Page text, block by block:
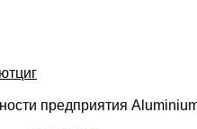
предприятия